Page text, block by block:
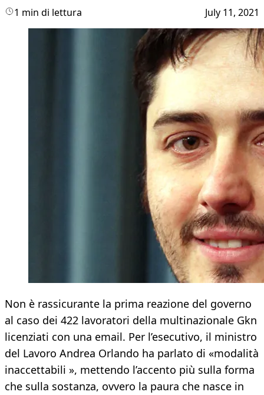
1 min di lettura July 11, 2021
Non è rassicurante la prima reazione del governo
al caso dei 422 lavoratori della multinazionale Gkn
licenziati con una email. Per l’esecutivo, il ministro
del Lavoro Andrea Orlando ha parlato di «modalità
inaccettabili », mettendo l’accento più sulla forma
che sulla sostanza, ovvero la paura che nasce in